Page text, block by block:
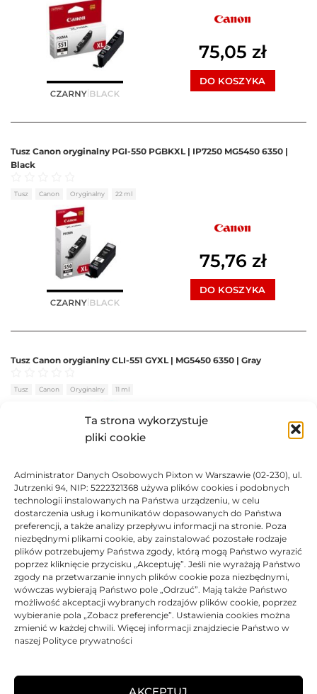
Ta strona wykorzystuje
pliki cookie
Administrator Danych Osobowych Pixton w Warszawie (02-230), ul.
Jutrzenki 94, NIP: 5222321368 używa plików cookies i podobnych
technologii instalowanych na Państwa urządzeniu, w celu
dostarczenia usług i komunikatów dopasowanych do Państwa
preferencji, a także analizy przepływu informacji na stronie. Poza
niezbędnymi plikami cookie, aby zainstalować pozostałe rodzaje
plików potrzebujemy Państwa zgody, którą mogą Państwo wyrazić
poprzez kliknięcie przycisku „Akceptuję”. Jeśli nie wyrażają Państwo
zgody na przetwarzanie innych plików cookie poza niezbędnymi,
wówczas wybierają Państwo pole „Odrzuć”. Mają także Państwo
możliwość akceptacji wybranych rodzajów plików cookie, poprzez
wybieranie pola „Zobacz preferencje”. Ustawienia cookies można
zmienić w każdej chwili. Więcej informacji znajdziecie Państwo w
naszej Polityce prywatności
AKCEPTUJ
75,05 zł
DO KOSZYKA
Tusz Canon oryginalny PGI-550 PGBKXL | IP7250 MG5450 6350 |
Black
Oceniono
Tusz Canon Oryginalny 22 ml
75,76 zł
DO KOSZYKA
Tusz Canon orygianlny CLI-551 GYXL | MG5450 6350 | Gray
Oceniono
Tusz Canon Oryginalny 11 ml
DO KOSZYKA
BRAK
Tusz Canon oryginalny CLI-551 | IP7250 MG5450 | Black + Color
Oceniono0na 5
Tusz Canon 4 x 7 ml
BRAK